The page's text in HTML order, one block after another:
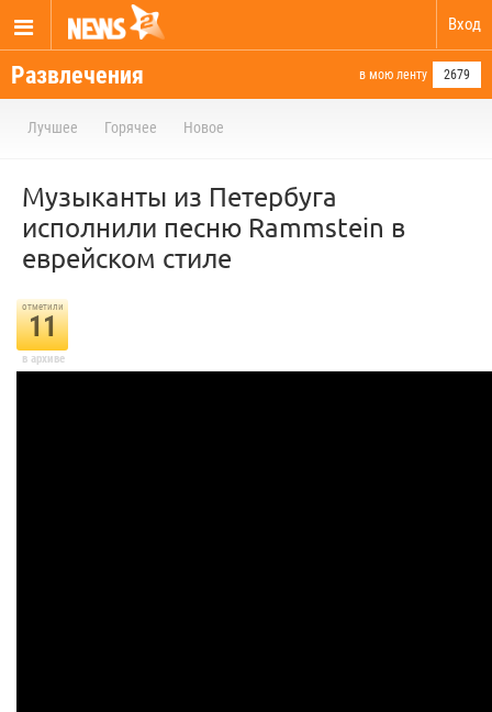
Вход
Развлечения в мою ленту 2679
Лучшее Горячее Новое
Музыканты из Петербуга
исполнили песню Rammstein в
еврейском стиле
отметили
11
в архиве